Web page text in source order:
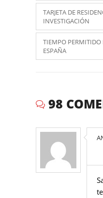
TARJETA DE
INVESTIGACIÓN
TIEMPO PERMITIDO
ESPAÑA
98